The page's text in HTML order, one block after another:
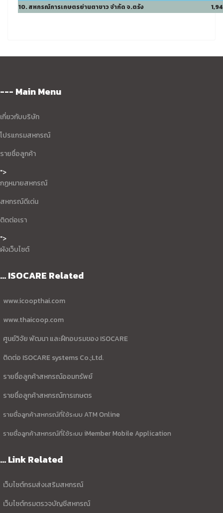
10. สหกรณ์การเกษตรย่านตาขาว จำกัด จ.ตรัง
--- Main Menu
เกี่ยวกับบริษัท
โปรแกรมสหกรณ์
รายชื่อลูกค้า
">
กฏหมายสหกรณ์
สหกรณ์ดีเด่น
ติดต่อเรา
">
ผังเว็บไซต์
... ISOCARE Related
www.icoopthai.com
www.thaicoop.com
ศูนย์วิจัย พัฒนา และฝึกอบรมของ ISOCARE
ติดต่อ ISOCARE systems Co.;Ltd.
รายชื่อลูกค้าสหกรณ์ออมทรัพย์
รายชื่อลูกค้าสหกรณ์การเกษตร
รายชื่อลูกค้าสหกรณ์ที่ใช้ระบบ ATM Online
รายชื่อลูกค้าสหกรณ์ที่ใช้ระบบ iMember Mobile Application
... Link Related
เว็บไซต์กรมส่งเสริมสหกรณ์
เว็บไซต์กรมตรวจบัญชีสหกรณ์